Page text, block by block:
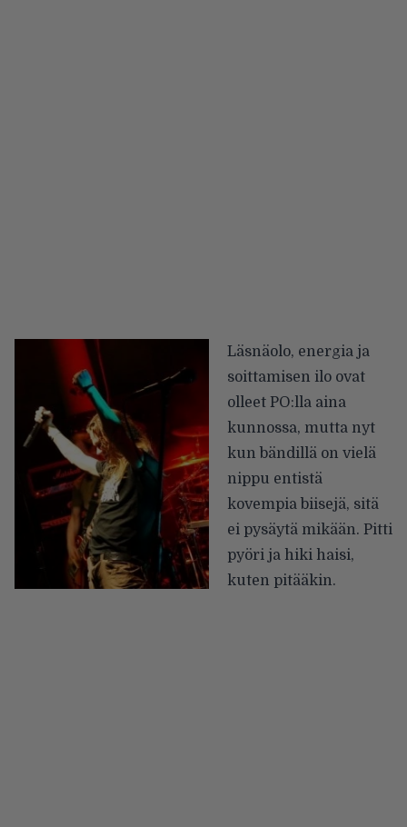
Läsnäolo, energia ja
soittamisen ilo ovat
olleet PO:lla aina
kunnossa, mutta nyt
kun bändillä on vielä
nippu entistä
kovempia biisejä, sitä
ei pysäytä mikään. Pitti
pyöri ja hiki haisi,
kuten pitääkin.